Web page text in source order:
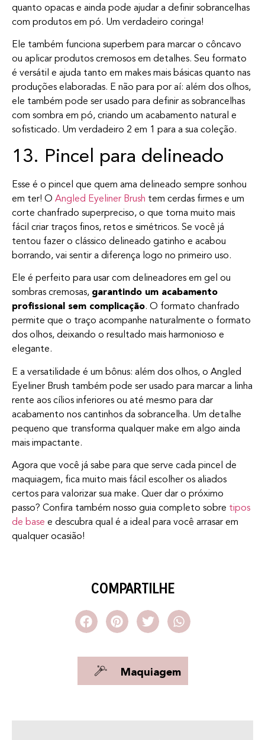
quanto opacas e ainda pode ajudar a definir sobrancelhas
com produtos em pó. Um verdadeiro coringa!
Ele também funciona superbem para marcar o côncavo
ou aplicar produtos cremosos em detalhes. Seu formato
é versátil e ajuda tanto em makes mais básicas quanto nas
produções elaboradas. E não para por aí: além dos olhos,
ele também pode ser usado para definir as sobrancelhas
com sombra em pó, criando um acabamento natural e
sofisticado. Um verdadeiro 2 em 1 para a sua coleção.
13. Pincel para delineado
Esse é o pincel que quem ama delineado sempre sonhou
em ter! O Angled Eyeliner Brush tem cerdas firmes e um
corte chanfrado superpreciso, o que torna muito mais
fácil criar traços finos, retos e simétricos. Se você já
tentou fazer o clássico delineado gatinho e acabou
borrando, vai sentir a diferença logo no primeiro uso.
Ele é perfeito para usar com delineadores em gel ou
sombras cremosas, garantindo um acabamento
profissional sem complicação. O formato chanfrado
permite que o traço acompanhe naturalmente o formato
dos olhos, deixando o resultado mais harmonioso e
elegante.
E a versatilidade é um bônus: além dos olhos, o Angled
Eyeliner Brush também pode ser usado para marcar a linha
rente aos cílios inferiores ou até mesmo para dar
acabamento nos cantinhos da sobrancelha. Um detalhe
pequeno que transforma qualquer make em algo ainda
mais impactante.
Agora que você já sabe para que serve cada pincel de
maquiagem, fica muito mais fácil escolher os aliados
certos para valorizar sua make. Quer dar o próximo
passo? Confira também nosso guia completo sobre tipos
de base e descubra qual é a ideal para você arrasar em
qualquer ocasião!
COMPARTILHE
Maquiagem